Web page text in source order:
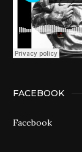
FACEBOOK
Facebook